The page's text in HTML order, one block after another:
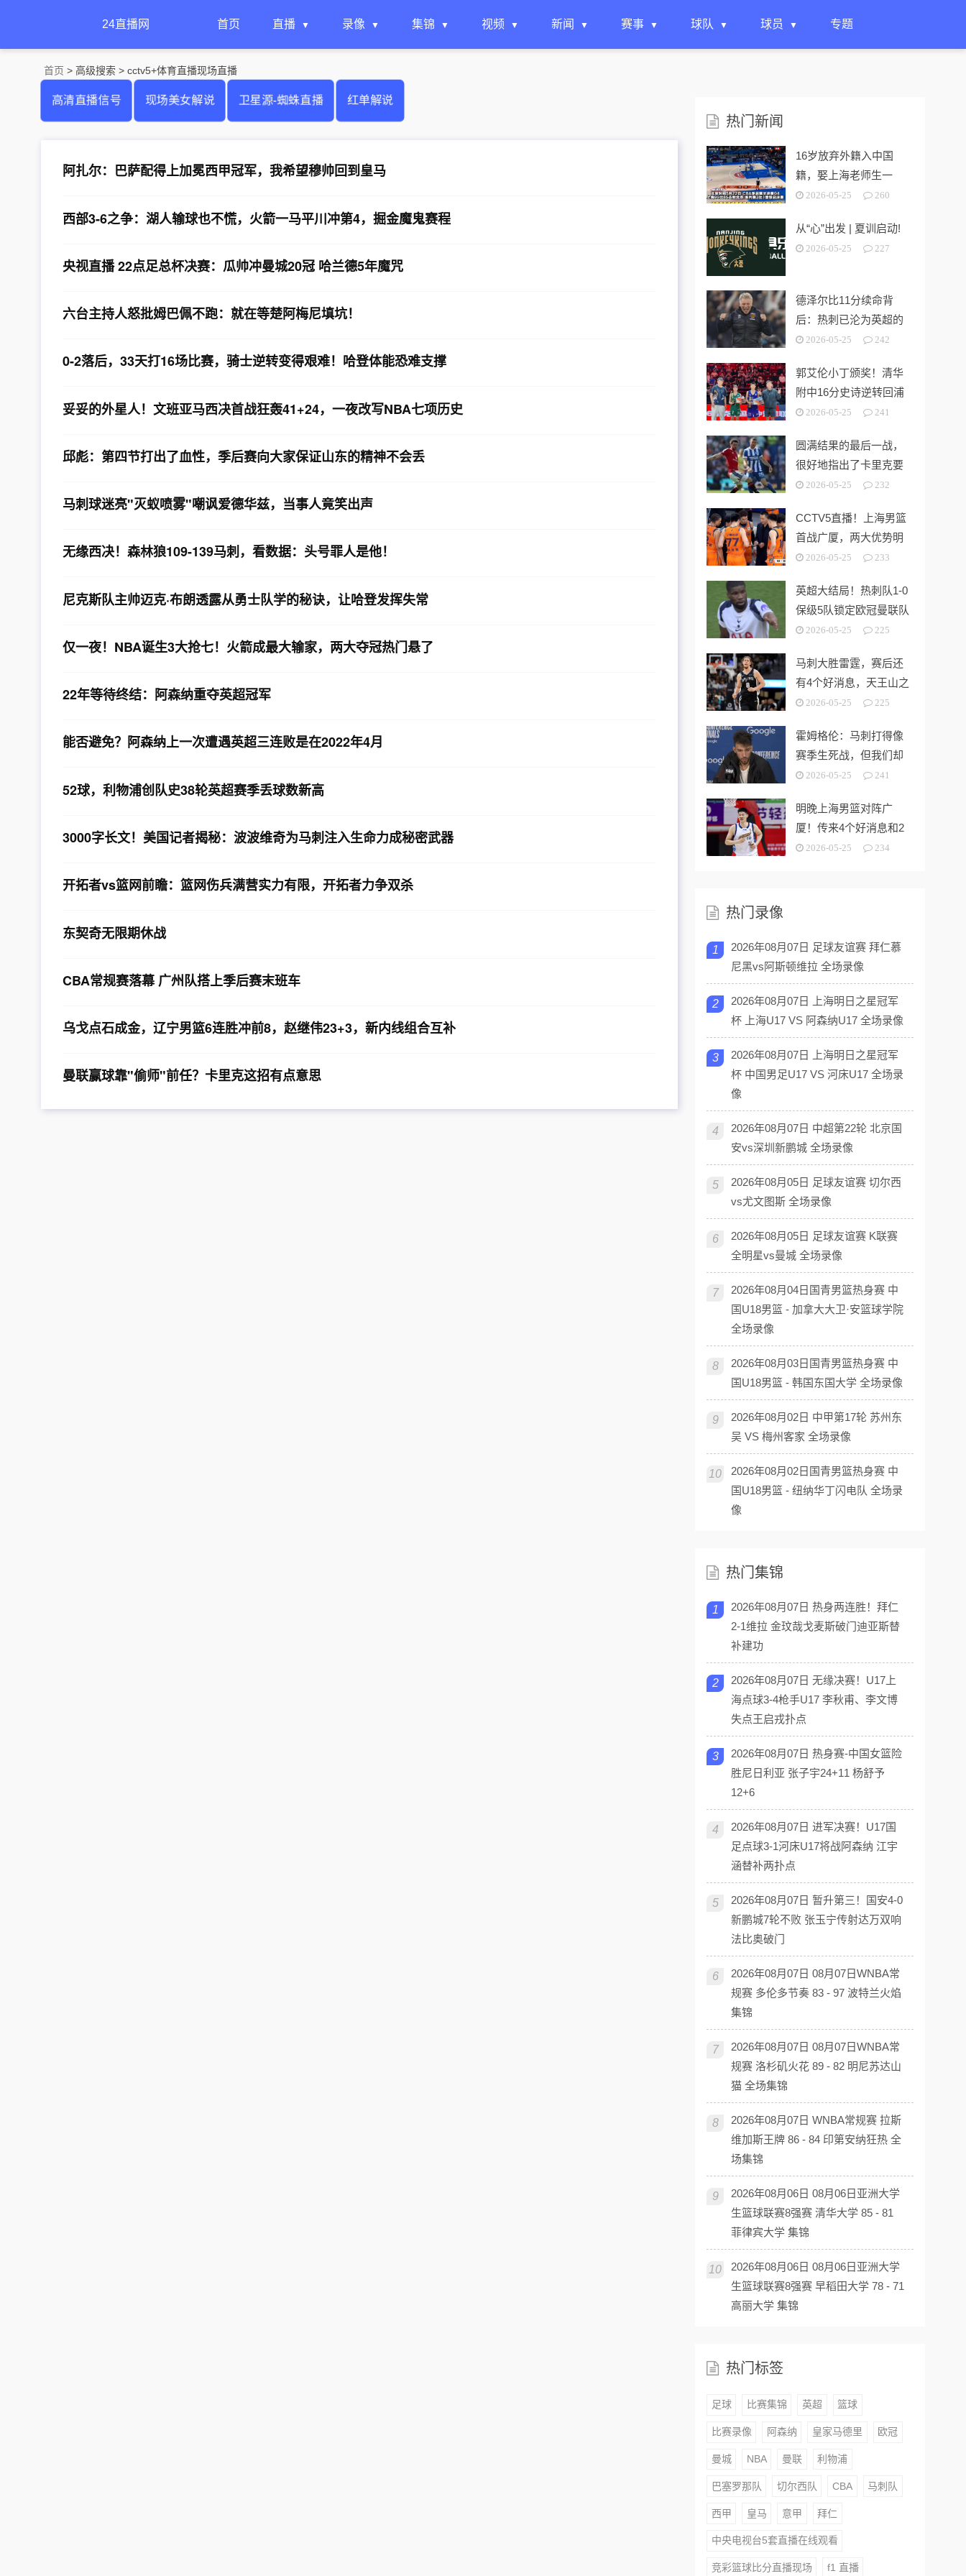
24直播网 首页 直播 录像 集锦 视频 新闻 赛事 球队 球员 专题
首页 > 高级搜索 > cctv5+体育直播现场直播
高清直播信号 现场美女解说 卫星源-蜘蛛直播 红单解说
阿扎尔：巴萨配得上加冕西甲冠军，我希望穆帅回到皇马
西部3-6之争：湖人输球也不慌，火箭一马平川冲第4，掘金魔鬼赛程
央视直播 22点足总杯决赛：瓜帅冲曼城20冠 哈兰德5年魔咒
六台主持人怒批姆巴佩不跑：就在等楚阿梅尼填坑！
0-2落后，33天打16场比赛，骑士逆转变得艰难！哈登体能恐难支撑
妥妥的外星人！文班亚马西决首战狂轰41+24，一夜改写NBA七项历史
邱彪：第四节打出了血性，季后赛向大家保证山东的精神不会丢
马刺球迷亮"灭蚁喷雾"嘲讽爱德华兹，当事人竟笑出声
无缘西决！森林狼109-139马刺，看数据：头号罪人是他！
尼克斯队主帅迈克·布朗透露从勇士队学的秘诀，让哈登发挥失常
仅一夜！NBA诞生3大抢七！火箭成最大输家，两大夺冠热门悬了
22年等待终结：阿森纳重夺英超冠军
能否避免？阿森纳上一次遭遇英超三连败是在2022年4月
52球，利物浦创队史38轮英超赛季丢球数新高
3000字长文！美国记者揭秘：波波维奇为马刺注入生命力成秘密武器
开拓者vs篮网前瞻：篮网伤兵满营实力有限，开拓者力争双杀
东契奇无限期休战
CBA常规赛落幕 广州队搭上季后赛末班车
乌戈点石成金，辽宁男篮6连胜冲前8，赵继伟23+3，新内线组合互补
曼联赢球靠"偷师"前任？卡里克这招有点意思
热门新闻
16岁放弃外籍入中国
籍，娶上海老师生一
女，24岁帮上海男篮进
2026-05-25 260
从“心”出发 | 夏训启动!
2026-05-25 227
德泽尔比11分续命背
后：热刺已沦为英超的
“系统性风险样本”！
2026-05-25 242
郭艾伦小丁颁奖！清华
附中16分史诗逆转回浦
中学 时隔5年夺第15冠
2026-05-25 241
圆满结果的最后一战，
很好地指出了卡里克要
解决的终极问题
2026-05-25 232
CCTV5直播！上海男篮
首战广厦，两大优势明
显，孙铭徽带伤出战！
2026-05-25 233
英超大结局！热刺队1-0
保级5队锁定欧冠曼联队
第3切尔西无缘欧战
2026-05-25 225
马刺大胜雷霆，赛后还
有4个好消息，天王山之
战奥利尼克要来了
2026-05-25 225
霍姆格伦：马刺打得像
赛季生死战，但我们却
没找到赢球的办法
2026-05-25 241
明晚上海男篮对阵广
厦！传来4个好消息和2
个坏消息，能拿下开门
2026-05-25 234
热门录像
1
2026年08月07日 足球友谊赛 拜仁慕
尼黑vs阿斯顿维拉 全场录像
2
2026年08月07日 上海明日之星冠军
杯 上海U17 VS 阿森纳U17 全场录像
3
2026年08月07日 上海明日之星冠军
杯 中国男足U17 VS 河床U17 全场录
像
4
2026年08月07日 中超第22轮 北京国
安vs深圳新鹏城 全场录像
5
2026年08月05日 足球友谊赛 切尔西
vs尤文图斯 全场录像
6
2026年08月05日 足球友谊赛 K联赛
全明星vs曼城 全场录像
7
2026年08月04日国青男篮热身赛 中
国U18男篮 - 加拿大大卫·安篮球学院
全场录像
8
2026年08月03日国青男篮热身赛 中
国U18男篮 - 韩国东国大学 全场录像
9
2026年08月02日 中甲第17轮 苏州东
吴 VS 梅州客家 全场录像
10
2026年08月02日国青男篮热身赛 中
国U18男篮 - 纽纳华丁闪电队 全场录
像
热门集锦
1
2026年08月07日 热身两连胜！拜仁
2-1维拉 金玟哉戈麦斯破门迪亚斯替
补建功
2
2026年08月07日 无缘决赛！U17上
海点球3-4枪手U17 李秋甫、李文博
失点王启戎扑点
3
2026年08月07日 热身赛-中国女篮险
胜尼日利亚 张子宇24+11 杨舒予
12+6
4
2026年08月07日 进军决赛！U17国
足点球3-1河床U17将战阿森纳 江宇
涵替补两扑点
5
2026年08月07日 暂升第三！国安4-0
新鹏城7轮不败 张玉宁传射达万双响
法比奥破门
6
2026年08月07日 08月07日WNBA常
规赛 多伦多节奏 83 - 97 波特兰火焰
集锦
7
2026年08月07日 08月07日WNBA常
规赛 洛杉矶火花 89 - 82 明尼苏达山
猫 全场集锦
8
2026年08月07日 WNBA常规赛 拉斯
维加斯王牌 86 - 84 印第安纳狂热 全
场集锦
9
2026年08月06日 08月06日亚洲大学
生篮球联赛8强赛 清华大学 85 - 81
菲律宾大学 集锦
10
2026年08月06日 08月06日亚洲大学
生篮球联赛8强赛 早稻田大学 78 - 71
高丽大学 集锦
热门标签
足球 比赛集锦 英超 篮球
比赛录像 阿森纳 皇家马德里 欧冠
曼城 NBA 曼联 利物浦
巴塞罗那队 切尔西队 CBA 马刺队
西甲 皇马 意甲 拜仁
中央电视台5套直播在线观看
竞彩篮球比分直播现场 f1 直播